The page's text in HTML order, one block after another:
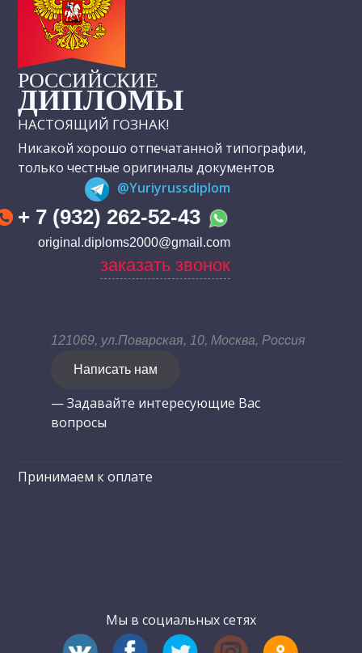
РОССИЙСКИЕ
ДИПЛОМЫ
НАСТОЯЩИЙ ГОЗНАК!
Никакой хорошо отпечатанной типографии,
только честные оригиналы документов
@Yuriyrussdiplom
+ 7 (932) 262-52-43
original.diploms2000@gmail.com
заказать звонок
121069, ул.Поварская, 10, Москва, Россия
Написать нам
— Задавайте интересующие Вас
вопросы
Принимаем к оплате
Мы в социальных сетях